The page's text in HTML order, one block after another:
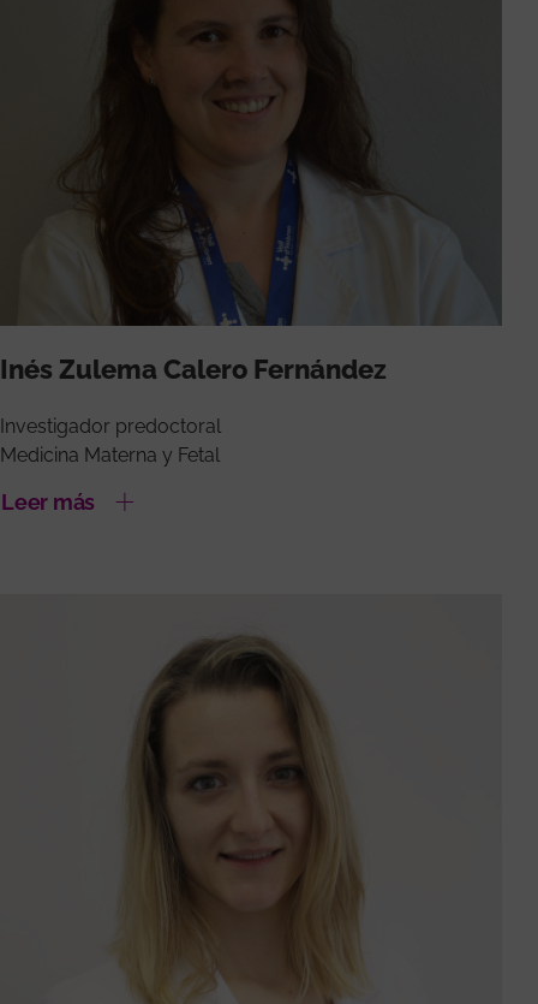
Inés Zulema Calero Fernández
Investigador predoctoral
Medicina Materna y Fetal
Leer más